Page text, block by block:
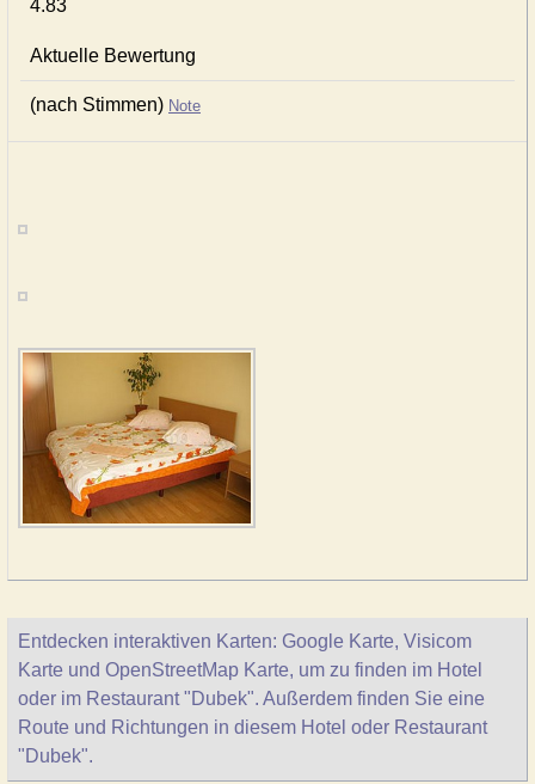
4.83
Aktuelle Bewertung
(nach Stimmen) Note
Entdecken interaktiven Karten: Google Karte, Visicom
Karte und OpenStreetMap Karte, um zu finden im Hotel
oder im Restaurant "Dubek". Außerdem finden Sie eine
Route und Richtungen in diesem Hotel oder Restaurant
"Dubek".